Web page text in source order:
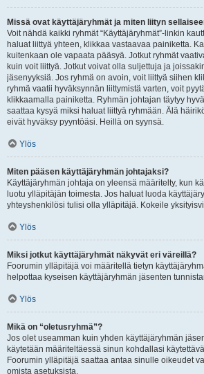
Missä ovat käyttäjäryhmät ja miten liityn
Voit nähdä kaikki ryhmät “Käyttäjäryhmät”-linkin
haluat liittyä yhteen, klikkaa vastaavaa painiketta.
kuitenkaan ole vapaata pääsyä. Jotkut ryhmät
kuin voit liittyä. Jotkut voivat olla suljettuja ja
jäsenyyksiä. Jos ryhmä on avoin, voit liittyä siihen
ryhmä vaatii hyväksynnän liittymistä varten, voit
klikkaamalla painiketta. Ryhmän johtajan täytyy
saattaa kysyä miksi haluat liittyä ryhmään. Älä
eivät hyväksy pyyntöäsi. Heillä on syynsä.
Ylös
Miten pääsen käyttäjäryhmän johtajaksi?
Käyttäjäryhmän johtaja on yleensä määritelty, kun
luotu ylläpitäjän toimesta. Jos haluat luoda
yhteyshenkilösi tulisi olla ylläpitäjä. Kokeile
Ylös
Miksi jotkut käyttäjäryhmät näkyvät eri väreillä?
Foorumin ylläpitäjä voi määritellä tietyn
helpottaa kyseisen käyttäjäryhmän jäsenten
Ylös
Mikä on “oletusryhmä”?
Jos olet useamman kuin yhden käyttäjäryhmän
käytetään määriteltäessä sinun kohdallasi
Foorumin ylläpitäjä saattaa antaa sinulle oikeudet
omista asetuksista.